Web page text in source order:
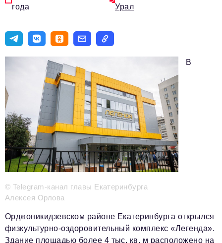
Импортозамещение
ИННОПРОМ
Авторские материалы
Видео
ТОП-100 влиятельных людей — 2025
Телефон редакции:+7 495 727-01-67
Электронные почты редакции:
Информационный отдел
info@business-magazine.online
Отдел рекламы
reklama@business-magazine.online
Отдел распространения/редакционная подписка
podpiska@business-magazine.online
Отдел по работе с партнерами
года
Урал
© Telegram-канал главы Екатеринбурга
Алексея Орлова
В
Орджоникидзевском районе Екатеринбурга открылся
физкультурно-оздоровительный комплекс «Легенда».
Здание площадью более 4 тыс. кв. м расположено на